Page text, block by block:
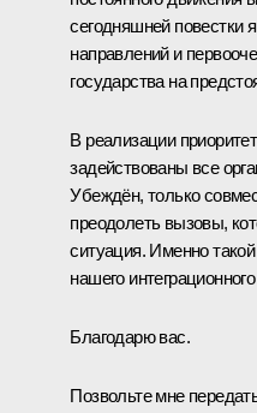
сегодняшней повестки
направлений и
государства на
В реализации
задействованы все
Убеждён, только
преодолеть вызовы,
ситуация. Именно
нашего
Благодарю вас.
Позвольте мне